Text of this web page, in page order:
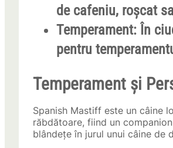
de cafeniu, roșcat
Temperament: În
pentru
Temperament și
Spanish Mastiff este un câine
răbdătoare, fiind un
blândețe în jurul unui câine de